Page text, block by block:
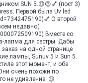
SUN 5.😍😍💅 (пост 3)
Первой была Uv led
О второй
недавно(
Вместе со
лапма для сестры. Дабы
на одной странице
лампы, Sunuv 5 и Sun 5.
этот момент, и обе
очень похожи по
не удивление. 😉